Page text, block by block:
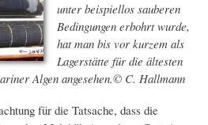
unter beispiellos sauberen
Bedingungen erbohrt wurde,
hat man bis vor kurzem als
Lagerstätte für die ältesten
Algen angesehen.© C. Hallmann
für die Tatsache, dass die